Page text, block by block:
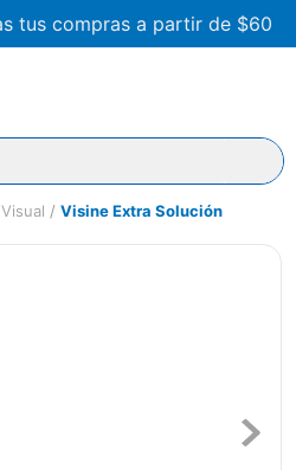
tus compras a partir de $60
Visual
Visine Extra Solución